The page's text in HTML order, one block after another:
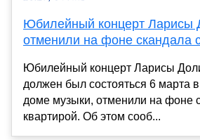
Юбилейный концерт Ларисы
отменили на фоне скандала
Юбилейный концерт Ларисы
должен был состояться 6 марта
доме музыки, отменили на фоне
квартирой. Об этом сооб...